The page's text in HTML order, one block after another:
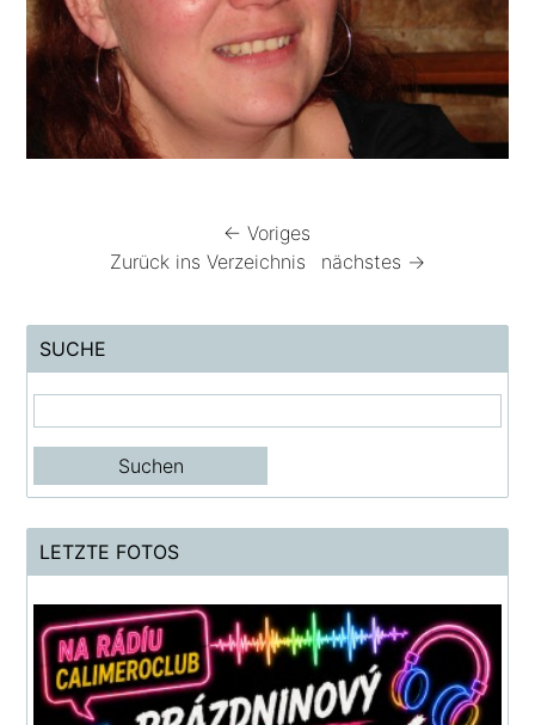
← Voriges
Zurück ins Verzeichnis
nächstes →
SUCHE
LETZTE FOTOS